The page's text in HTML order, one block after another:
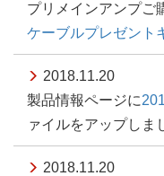
プリメインアンプご
ケーブルプレゼント
2018.11.20
製品情報ページに
ァイルをアップしま
2018.11.20